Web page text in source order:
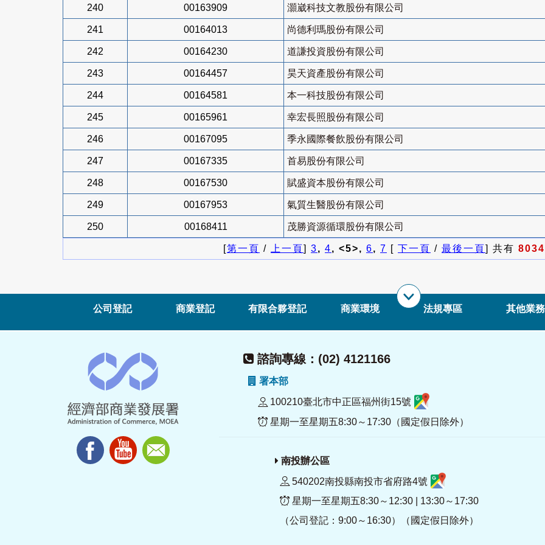
240 00163909 灝崴科技文教股份有限公司
241 00164013 尚德利瑪股份有限公司
242 00164230 道謙投資股份有限公司
243 00164457 昊天資產股份有限公司
244 00164581 本一科技股份有限公司
245 00165961 幸宏長照股份有限公司
246 00167095 季永國際餐飲股份有限公司
247 00167335 首易股份有限公司
248 00167530 賦盛資本股份有限公司
249 00167953 氣質生醫股份有限公司
250 00168411 茂勝資源循環股份有限公司
[第一頁 / 上一頁] 3, 4, <5>, 6, 7 [ 下一頁 / 最後一頁] 共有 8034
公司登記 商業登記 有限合夥登記 商業環境 法規專區 其他業務
諮詢專線：(02) 4121166
署本部
100210臺北市中正區福州街15號
星期一至星期五8:30～17:30（國定假日除外）
南投辦公區
540202南投縣南投市省府路4號
星期一至星期五8:30～12:30 | 13:30～17:30
（公司登記：9:00～16:30）（國定假日除外）